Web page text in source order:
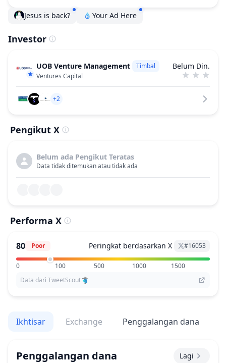
Jesus is back? Your Ad Here
Investor
UOB Venture Management
Timbal
Ventures Capital
Belum Din.
+2
Pengikut X
Belum ada Pengikut Teratas
Data tidak ditemukan atau tidak ada
Performa X
80 Poor Peringkat berdasarkan X #16053
0 100 500 1000
1500
Data dari TweetScout
Ikhtisar Exchange Penggalangan dana
Penggalangan dana Lagi